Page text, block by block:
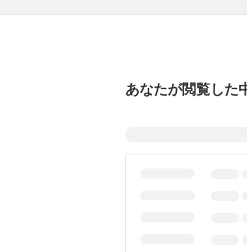
あなたが閲覧した